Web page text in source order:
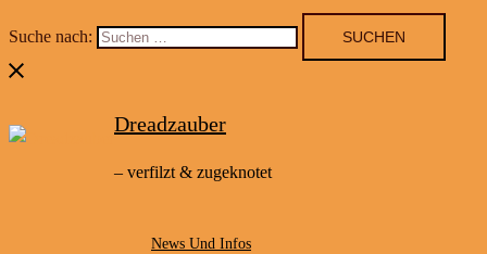
Suche nach:
Dreadzauber
– verfilzt & zugeknotet
News Und Infos